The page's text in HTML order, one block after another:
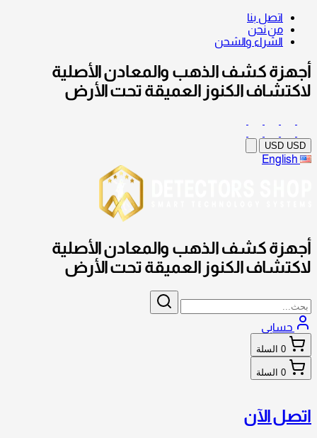
اتصل بنا
من نحن
الشراء والشحن
أجهزة كشف الذهب والمعادن الأصلية
لاكتشاف الكنوز العميقة تحت الأرض
USD USD
English
أجهزة كشف الذهب والمعادن الأصلية
لاكتشاف الكنوز العميقة تحت الأرض
حسابي
0 السلة
0 السلة
اتصل الآن